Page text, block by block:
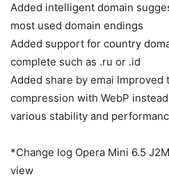
Added intelligent domain
most used domain endings
Added support for country
complete such as .ru or .id
Added share by emai
compression with WebP
various stability and
*Change log Opera Mini 6.5
view